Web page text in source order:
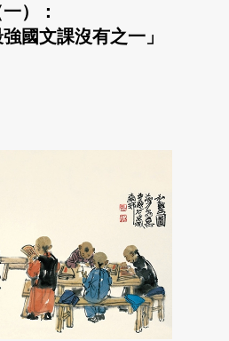
）：
國文課沒有之一」